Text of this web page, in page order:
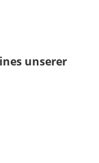
unserer